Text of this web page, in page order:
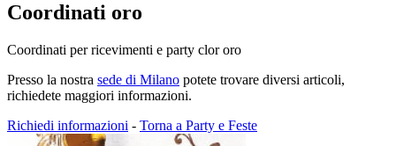
Coordinati oro
Coordinati per ricevimenti e party clor oro
Presso la nostra sede di Milano potete trovare diversi articoli,
richiedete maggiori informazioni.
Richiedi informazioni - Torna a Party e Feste